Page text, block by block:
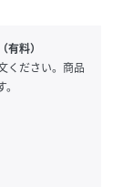
ん歩くお出掛
をすっぽり包
嬉しいポイン
、タイトスカ
を演出できる
入りの一足を
料）
ください。商品